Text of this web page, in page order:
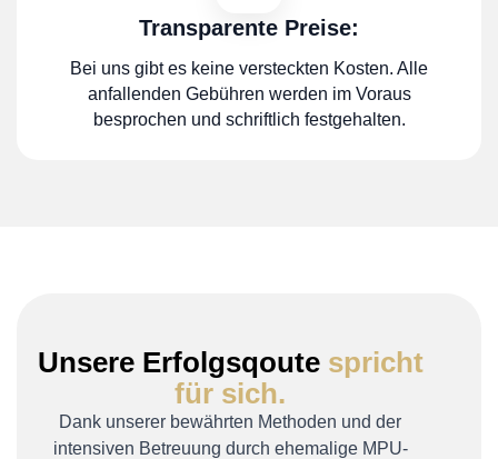
Transparente Preise:
Bei uns gibt es keine versteckten Kosten. Alle
anfallenden Gebühren werden im Voraus
besprochen und schriftlich festgehalten.
Unsere Erfolgsqoutespricht
für sich.
Dank unserer bewährten Methoden und der
intensiven Betreuung durch ehemalige MPU-